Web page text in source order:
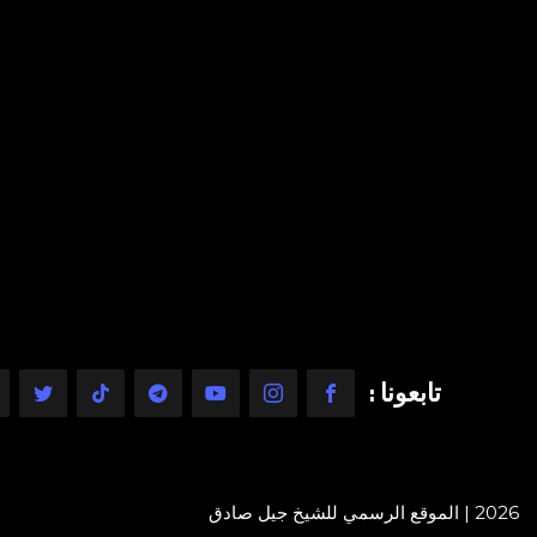
تابعونا :
2026 | الموقع الرسمي للشيخ جيل صادق